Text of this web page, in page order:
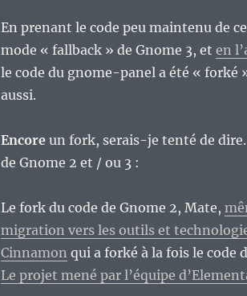
En prenant le code peu maintenu de
mode « fallback » de Gnome 3, et en
le code du gnome-panel a été « forké
aussi.
Encoreun fork, serais-je tenté de dire.
de Gnome 2 et / ou 3 :
Le fork du code de Gnome 2, Mate,
migration vers les outils et
Cinnamon qui a forké à la fois le code
Le projet mené par l’équipe